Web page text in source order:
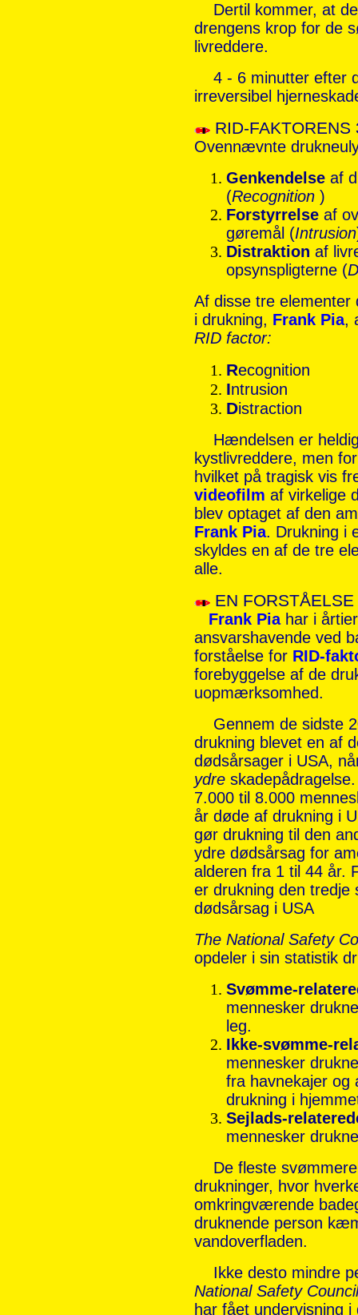
Dertil kommer, at
drengens krop for de
livreddere.
4 - 6 minutter efter
irreversibel
RID-
Ovennævnte
Genkendelse af
(Recognition )
Forstyrrelse af
gøremål (Intrusion
Distraktion af
opsynspligterne (
Af disse tre elementer
i drukning, Frank Pia,
RID factor:
Recognition
Intrusion
Distraction
Hændelsen er
kystlivreddere, men
hvilket på tragisk vis
videofilm af virkelige
blev optaget af den
Frank Pia. Drukning i
skyldes en af de tre
alle.
EN
Frank Piahar i
ansvarshavende ved
forståelse for RID-
forebyggelse af de
uopmærksomhed.
Gennem de sidste
drukning blevet en af
dødsårsager i USA,
ydre
7.000 til 8.000
år døde af drukning i
gør drukning til den
ydre dødsårsag for
alderen fra 1 til 44 år.
er drukning den
dødsårsag i USA
The National Safety
opdeler i sin statistik
Svømme-
mennesker
leg.
Ikke-svømme-
mennesker
fra havnekajer og
drukning i
Sejlads-
mennesker
De fleste
drukninger, hvor
omkringværende
druknende person
vandoverfladen.
Ikke desto mindre
National Safety
har fået undervisning